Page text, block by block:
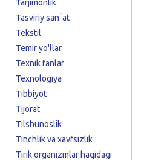
Tarjimonlik
Tasviriy sanʼat
Tekstil
Temir yo'llar
Texnik fanlar
Texnologiya
Tibbiyot
Tijorat
Tilshunoslik
Tinchlik va xavfsizlik
Tirik organizmlar haqidagi